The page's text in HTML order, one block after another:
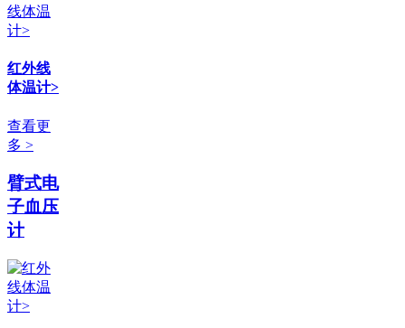
红外线
体温计>
查看更
多 >
臂式电
子血压
计